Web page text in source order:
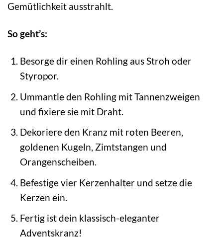
Gemütlichkeit ausstrahlt.
So geht’s:
Besorge dir einen Rohling aus Stroh oder
Styropor.
Ummantle den Rohling mit Tannenzweigen
und fixiere sie mit Draht.
Dekoriere den Kranz mit roten Beeren,
goldenen Kugeln, Zimtstangen und
Orangenscheiben.
Befestige vier Kerzenhalter und setze die
Kerzen ein.
Fertig ist dein klassisch-eleganter
Adventskranz!